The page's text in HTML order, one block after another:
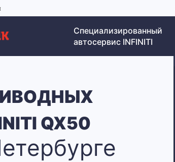
Специализированный
автосервис INFINITI
QX50